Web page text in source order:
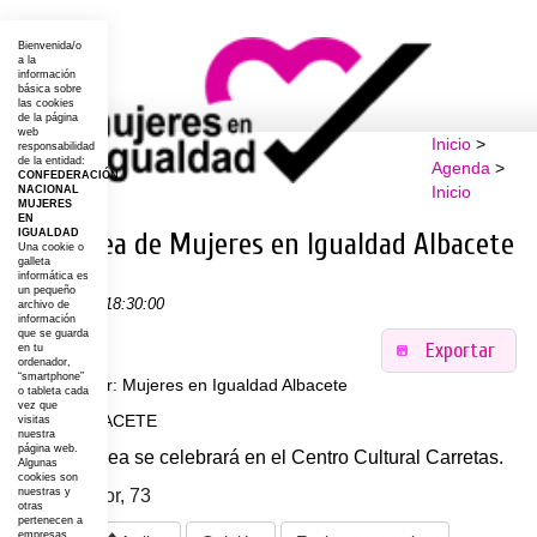
Inicio>
Agenda >
Inicio
Asamblea de Mujeres en Igualdad Albacete
07-06-2018 18:30:00
Exportar
Organizador: Mujeres en Igualdad Albacete
Lugar: ALBACETE
La Asamblea se celebrará en el Centro Cultural Carretas.
Calle Mayor, 73
Bienvenida/o
a la
información
básica sobre
las cookies
de la página
web
responsabilidad
de la entidad:
CONFEDERACIÓN
NACIONAL
MUJERES
EN
IGUALDAD
Una cookie o
galleta
informática es
un pequeño
archivo de
información
que se guarda
en tu
ordenador,
“smartphone”
o tableta cada
vez que
visitas
nuestra
página web.
Algunas
cookies son
nuestras y
otras
pertenecen a
empresas